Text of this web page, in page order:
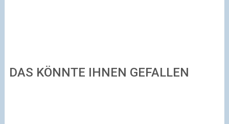
DAS KÖNNTE IHNEN GEFALLEN